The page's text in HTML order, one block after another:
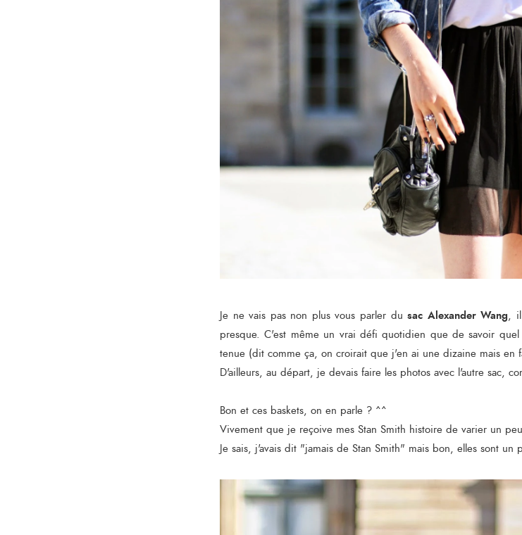
Je ne vais pas non plus vous parler dusac Alexander Wang, il
presque. C'est même un vrai défi quotidien que de savoir
tenue (dit comme ça, on croirait que j'en ai une dizaine mais en
D'ailleurs, au départ, je devais faire les photos avec l'autre sac,
Bon et ces baskets, on en parle ? ^^
Vivement que je reçoive mes Stan Smith histoire de varier un
Je sais, j'avais dit "jamais de Stan Smith" mais bon, elles sont un